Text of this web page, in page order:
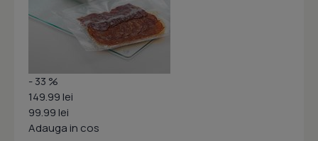
- 33 %
149.99 lei
99.99 lei
Adauga in cos